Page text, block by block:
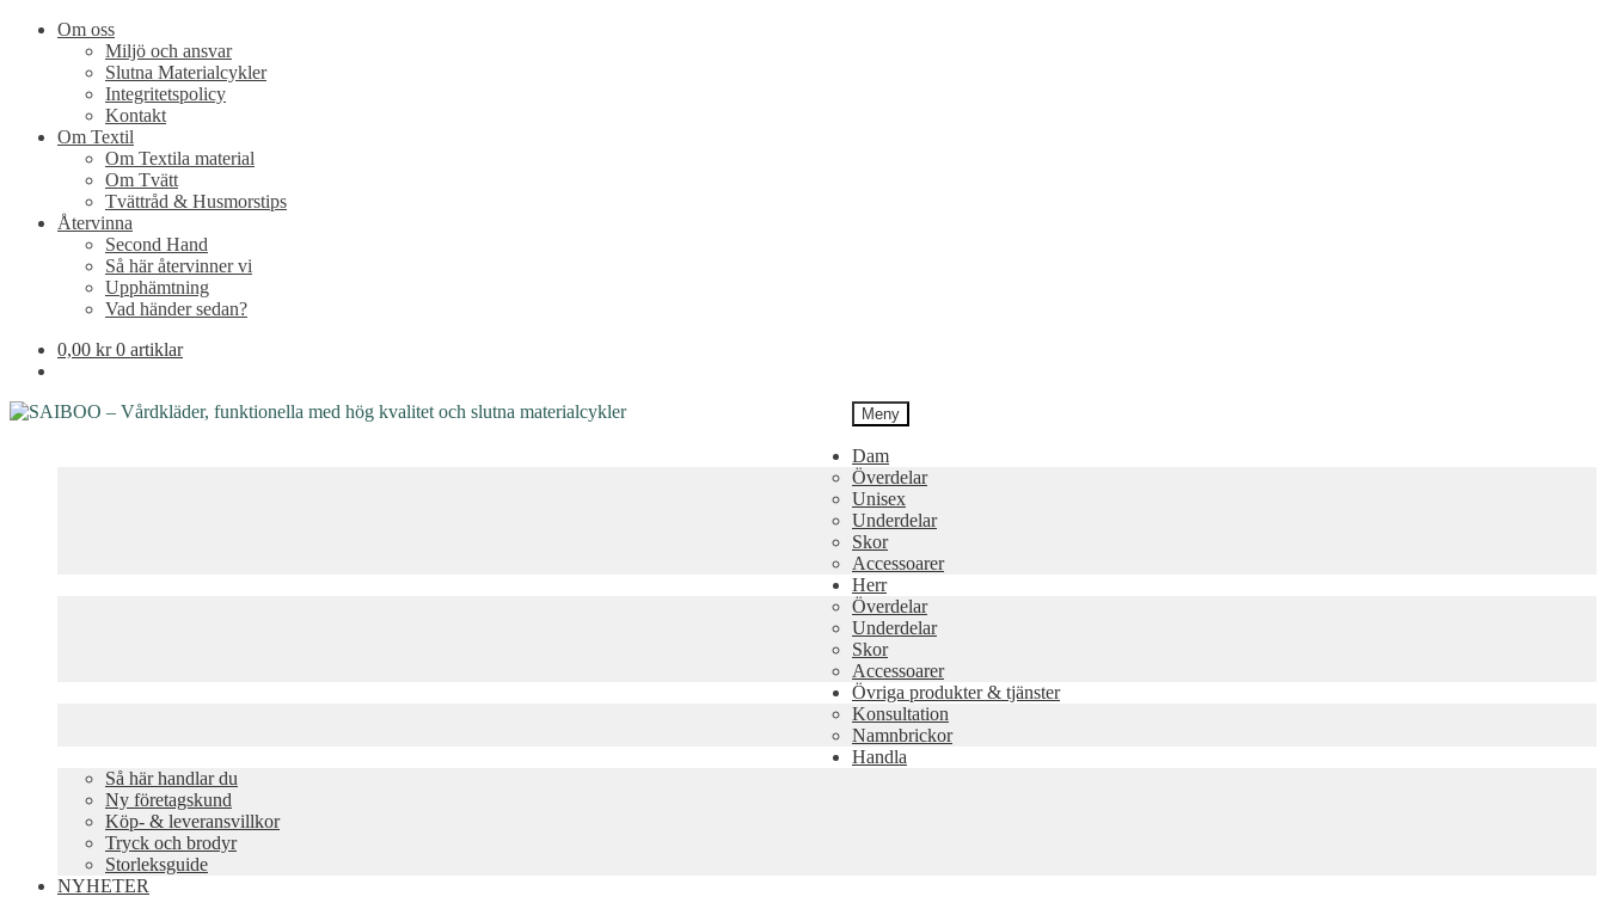
Om oss
Miljö och ansvar
Slutna Materialcykler
Integritetspolicy
Kontakt
Om Textil
Om Textila material
Om Tvätt
Tvättråd & Husmorstips
Återvinna
Second Hand
Så här återvinner vi
Upphämtning
Vad händer sedan?
0,00 kr 0 artiklar
Meny
Dam
Överdelar
Unisex
Underdelar
Skor
Accessoarer
Herr
Överdelar
Underdelar
Skor
Accessoarer
Övriga produkter & tjänster
Konsultation
Namnbrickor
Handla
Så här handlar du
Ny företagskund
Köp- & leveransvillkor
Tryck och brodyr
Storleksguide
NYHETER